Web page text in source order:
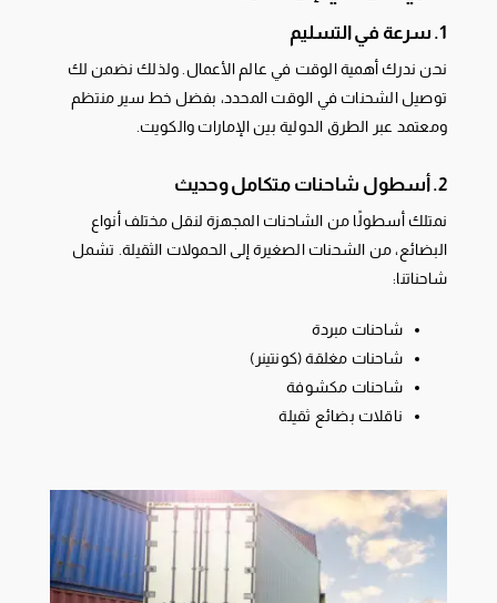
1. سرعة في التسليم
نحن ندرك أهمية الوقت في عالم الأعمال. ولذلك نضمن لك
توصيل الشحنات في الوقت المحدد، بفضل خط سير منتظم
ومعتمد عبر الطرق الدولية بين الإمارات والكويت.
2. أسطول شاحنات متكامل وحديث
نمتلك أسطولًا من الشاحنات المجهزة لنقل مختلف أنواع
البضائع، من الشحنات الصغيرة إلى الحمولات الثقيلة. تشمل
شاحناتنا:
شاحنات مبردة
شاحنات مغلقة (كونتينر)
شاحنات مكشوفة
ناقلات بضائع ثقيلة